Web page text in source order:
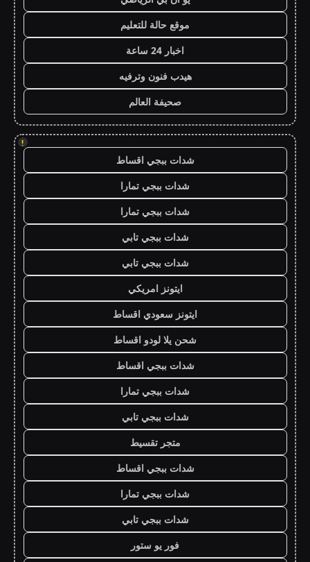
موقع حالة للتعليم
اخبار 24 ساعة
هيدب فنون وترفيه
صحيفة العالم
!
شدات ببجي اقساط
شدات ببجي تمارا
شدات ببجي تمارا
شدات ببجي تابي
شدات ببجي تابي
ايتونز امريكي
ايتونز سعودي اقساط
شحن يلا لودو اقساط
شدات ببجي اقساط
شدات ببجي تمارا
شدات ببجي تابي
متجر تقسيط
شدات ببجي اقساط
شدات ببجي تمارا
شدات ببجي تابي
فور يو ستور